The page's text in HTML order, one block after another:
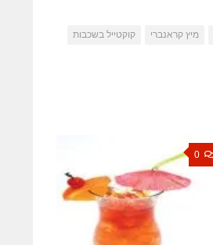
מיץ קראנברי
קוקטייל בשכבות
0